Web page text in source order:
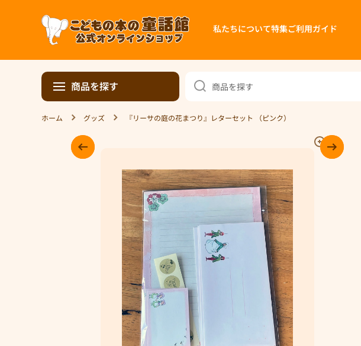
コンテンツへスキップ
私たちについて特集ご利用ガイド
商品を探す
商品を探す
ホーム グッズ 『リーサの庭の花まつり』レターセット （ピンク）